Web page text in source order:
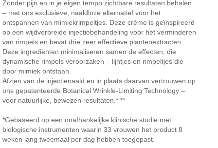
Zonder pijn en in je eigen tempo zichtbare resultaten behalen
– met ons exclusieve, naaldloze alternatief voor het
ontspannen van mimiekrimpeltjes. Deze crème is geïnspireerd
op een wijdverbreide injectiebehandeling voor het verminderen
van rimpels en bevat drie zeer effectieve plantenextracten.
Deze ingrediënten minimaliseren samen de effecten, die
dynamische rimpels veroorzaken – lijntjes en rimpeltjes die
door mimiek ontstaan.
Afzien van de injectienaald en in plaats daarvan vertrouwen op
ons gepatenteerde Botanical Wrinkle-Limiting Technology –
voor natuurlijke, bewezen resultaten.* **
*Gebaseerd op een onafhankelijke klinische studie met
biologische instrumenten waarin 33 vrouwen het product 8
weken lang tweemaal per dag hebben toegepast.